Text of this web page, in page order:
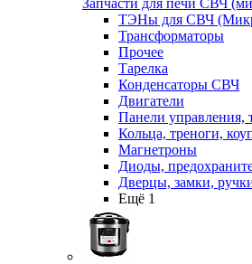
Запчасти для печи СВЧ
ТЭНы для СВЧ
Трансформаторы
Прочее
Тарелка
Конденсаторы СВЧ
Двигатели
Панели управления,
Кольца, треноги,
Магнетроны
Диоды,
Дверцы, замки,
Ещё 1